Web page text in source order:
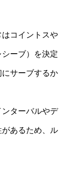
コイントスや
ーブ）を決定
サーブするか
ターバルやデ
あるため、ル